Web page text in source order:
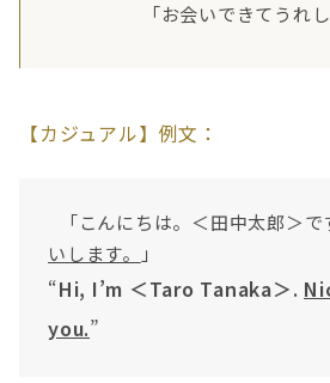
「お会いできてうれ
【カジュアル】例文：
「こんにちは。＜田中太郎＞で
いします。
」
“Hi, I’m ＜Taro Tanaka＞.
you.”